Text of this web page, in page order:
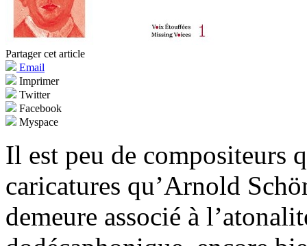
Partager cet article
Email
Imprimer
Twitter
Facebook
Myspace
Il est peu de compositeurs
caricatures qu’Arnold
demeure associé à